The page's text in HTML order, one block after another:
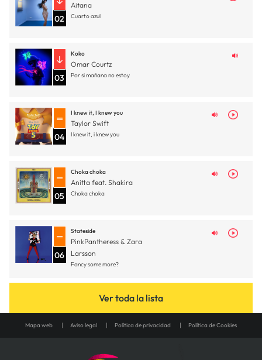
02
Aitana
Cuarto azul
03
Koko
Omar Courtz
Por si mañana no estoy
04
I knew it, I knew you
Taylor Swift
I knew it, i knew you
05
Choka choka
Anitta feat. Shakira
Choka choka
06
Stateside
PinkPantheress & Zara
Larsson
Fancy some more?
Ver toda la lista
Mapa web Aviso legal Política de privacidad Política de Cookies